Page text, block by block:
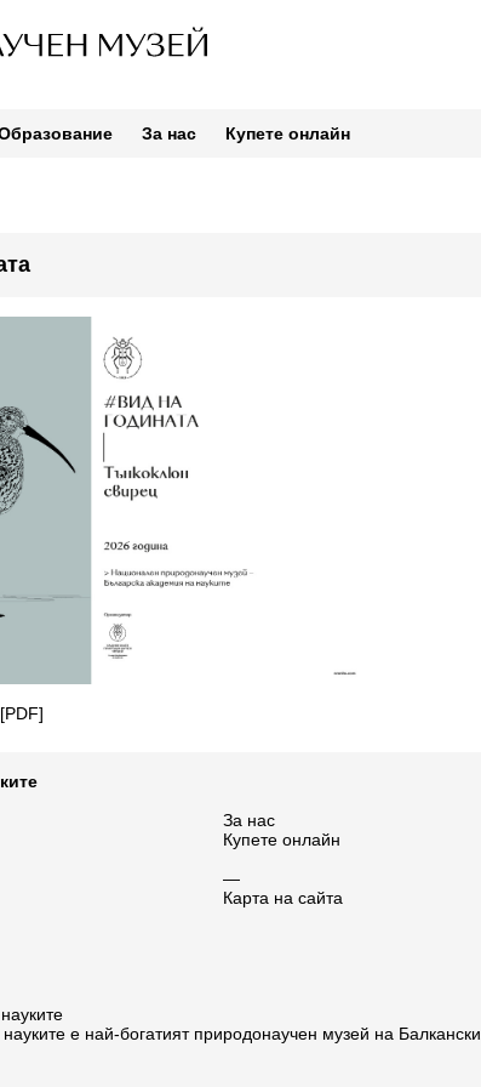
За нас Купете онлайн
[PDF]
За нас
Купете онлайн
—
Карта на сайта
е най-богатият природонаучен музей на